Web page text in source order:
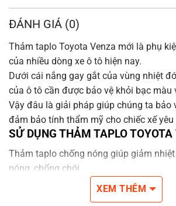
ĐÁNH GIÁ (0)
Thảm taplo Toyota Venza mới là phụ
của nhiều dòng xe ô tô hiện nay.
Dưới cái nắng gay gắt của vùng nhiệt
của ô tô cần được bảo vệ khỏi bạc màu
Vậy đâu là giải pháp giúp chúng ta bảo
đảm bảo tính thẩm mỹ cho chiếc xế yêu
SỬ DỤNG THẢM TAPLO
Thảm taplo chống nóng giúp giảm nhiệt
nóng, chống chói.
Giúp bảo vệ bề mặt taplo khỏi vết rạn,
hỏng do quá trình sử dụng.
XEM THÊM